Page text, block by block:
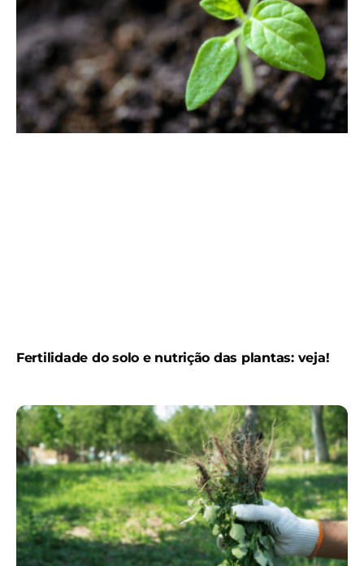
Fertilidade do solo e nutrição das plantas: veja!